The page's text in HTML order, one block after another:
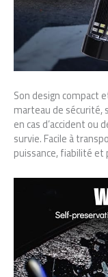
Son design compact
marteau de sécurité,
en cas d’accident ou
survie. Facile à
puissance, fiabilité et